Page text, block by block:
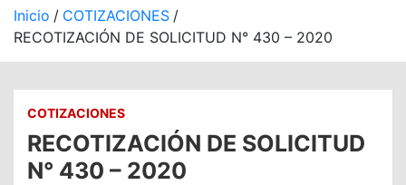
Inicio
COTIZACIONES
RECOTIZACIÓN DE SOLICITUD N° 430 – 2020
COTIZACIONES
RECOTIZACIÓN DE SOLICITUD
N° 430 – 2020